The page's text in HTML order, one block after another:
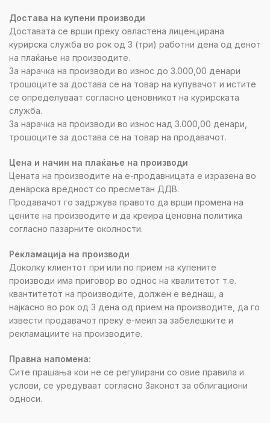
Достава на купени производи
Доставата се врши преку овластена лиценцирана
курирска служба во рок од 3 (три) работни дена од денот
на плаќање на производите.
За нарачка на производи во износ до 3.000,00 денари
трошоците за достава се на товар на купувачот и истите
се определуваат согласно ценовникот на курирската
служба.
За нарачка на производи во износ над 3.000,00 денари,
трошоците за достава се на товар на продавачот.
Цена и начин на плаќање на производи
Цената на производите на е-продавницата е изразена во
денарска вредност со пресметан ДДВ.
Продавачот го задржува правото да врши промена на
цените на производите и да креира ценовна политика
согласно пазарните околности.
Рекламација на производи
Доколку клиентот при или по прием на купените
производи има приговор во однос на квалитетот т.е.
квантитетот на производите, должен е веднаш, а
најкасно во рок од 3 дена од прием на производите, да го
извести продавачот преку е-меил за забелешките и
рекламациите на производите.
Правна напомена:
Сите прашања кои не се регулирани со овие правила и
услови, се уредуваат согласно Законот за облигациони
односи.